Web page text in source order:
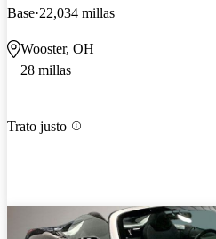
Base 22,034 millas
Wooster, OH
28 millas
Trato justo